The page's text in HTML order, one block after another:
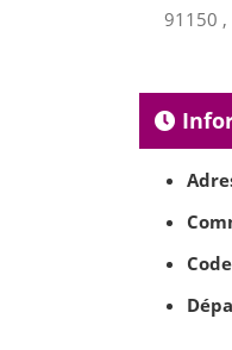
91150 ,